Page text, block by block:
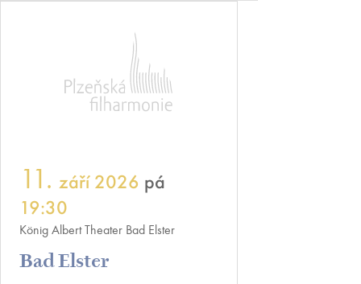
Bad Elster
11. září 2026 pá
19:30
König Albert Theater Bad Elster